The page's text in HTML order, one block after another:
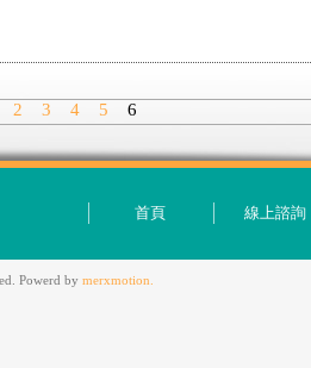
2 3 4 5 6
首頁 線上諮詢
Powerd by merxmotion.